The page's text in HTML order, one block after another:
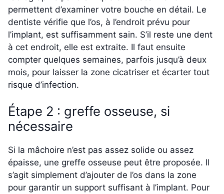
permettent d’examiner votre bouche en détail. Le
dentiste vérifie que l’os, à l’endroit prévu pour
l’implant, est suffisamment sain. S’il reste une dent
à cet endroit, elle est extraite. Il faut ensuite
compter quelques semaines, parfois jusqu’à deux
mois, pour laisser la zone cicatriser et écarter tout
risque d’infection.
Étape 2 : greffe osseuse, si
nécessaire
Si la mâchoire n’est pas assez solide ou assez
épaisse, une greffe osseuse peut être proposée. Il
s’agit simplement d’ajouter de l’os dans la zone
pour garantir un support suffisant à l’implant. Pour